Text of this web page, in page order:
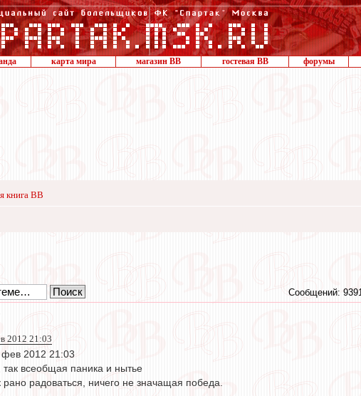
карта мира магазин ВВ гостевая ВВ форумы
книга ВВ
Сообщений:
2012 21:03
2012 21:03
всеобщая паника и нытье
рано радоваться, ничего не значащая победа.